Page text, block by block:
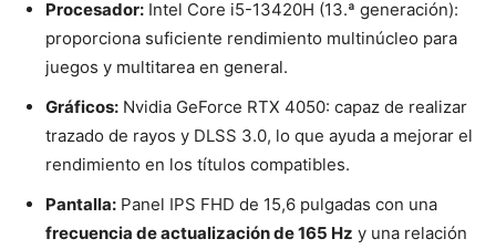
Procesador: Intel Core i5-13420H (13.ª generación):
proporciona suficiente rendimiento multinúcleo para
juegos y multitarea en general.
Gráficos: Nvidia GeForce RTX 4050: capaz de realizar
trazado de rayos y DLSS 3.0, lo que ayuda a mejorar el
rendimiento en los títulos compatibles.
Pantalla: Panel IPS FHD de 15,6 pulgadas con una
frecuencia de actualización de 165 Hz y una relación